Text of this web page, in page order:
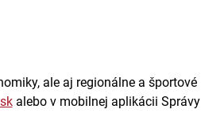
ale aj regionálne a športové
alebo v mobilnej aplikácii Správy